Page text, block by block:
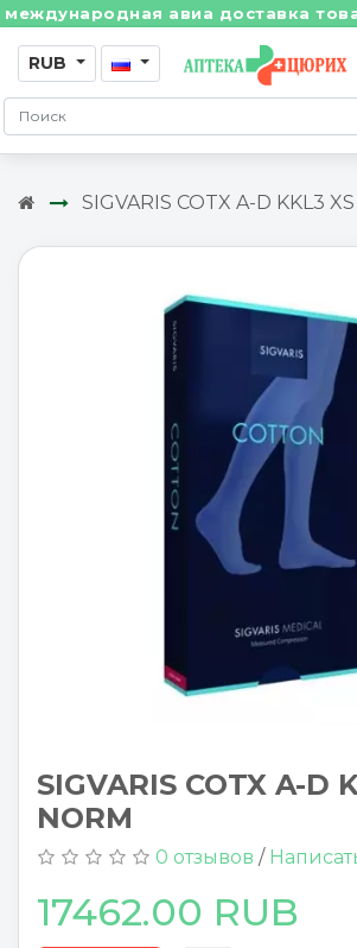
авиа доставка
RUB
SIGVARIS COTX A-D KKL3
SIGVARIS COTX A-D
NORM
0 отзывов /
17462.00 RUB